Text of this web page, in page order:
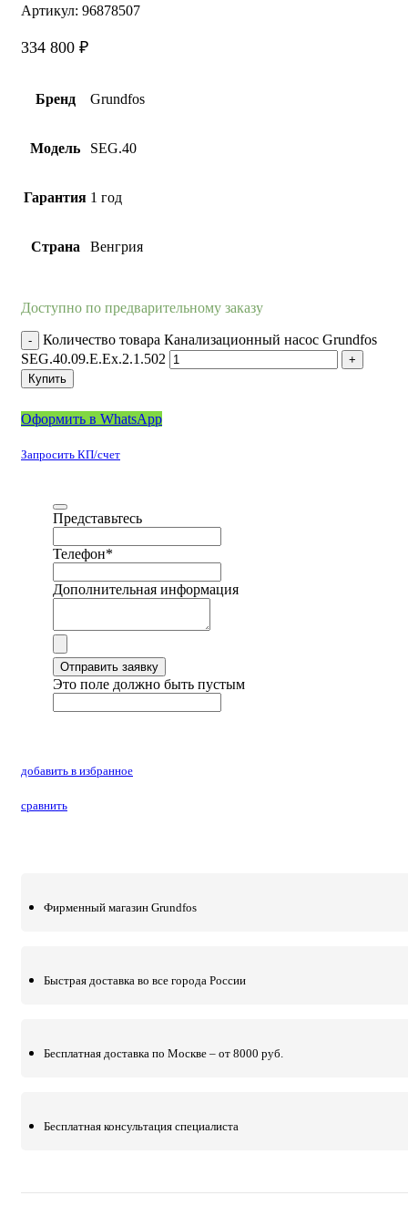
Артикул: 96878507
334 800 ₽
Бренд Grundfos
Модель SEG.40
Гарантия 1 год
Страна Венгрия
Доступно по предварительному заказу
Количество товара Канализационный насос Grundfos
SEG.40.09.E.Ex.2.1.502
Купить
Оформить в WhatsApp
Запросить КП/счет
Представьтесь
Телефон*
Дополнительная информация
Отправить заявку
Это поле должно быть пустым
добавить в избранное
сравнить
Фирменный магазин Grundfos
Быстрая доставка во все города России
Бесплатная доставка по Москве – от 8000 руб.
Бесплатная консультация специалиста